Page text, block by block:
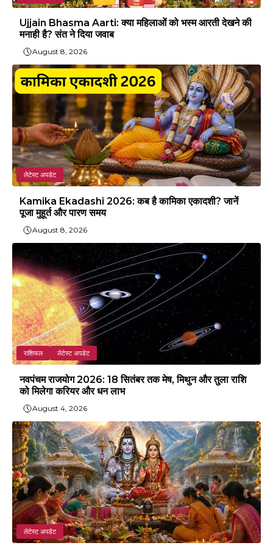
Ujjain Bhasma Aarti: क्या महिलाओं को भस्म आरती देखने की
मनाही है? संत ने दिया जवाब
August 8, 2026
लेटेस्ट अपडेट
Kamika Ekadashi 2026: कब है कामिका एकादशी? जानें
पूजा मुहूर्त और पारण समय
August 8, 2026
राशिफल लेटेस्ट अपडेट
नवपंचम राजयोग 2026: 18 सितंबर तक मेष, मिथुन और तुला राशि
को मिलेगा करियर और धन लाभ
August 4, 2026
लेटेस्ट अपडेट